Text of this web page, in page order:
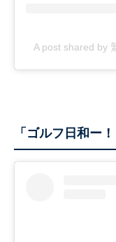
A post shared by
「ゴルフ日和ー！